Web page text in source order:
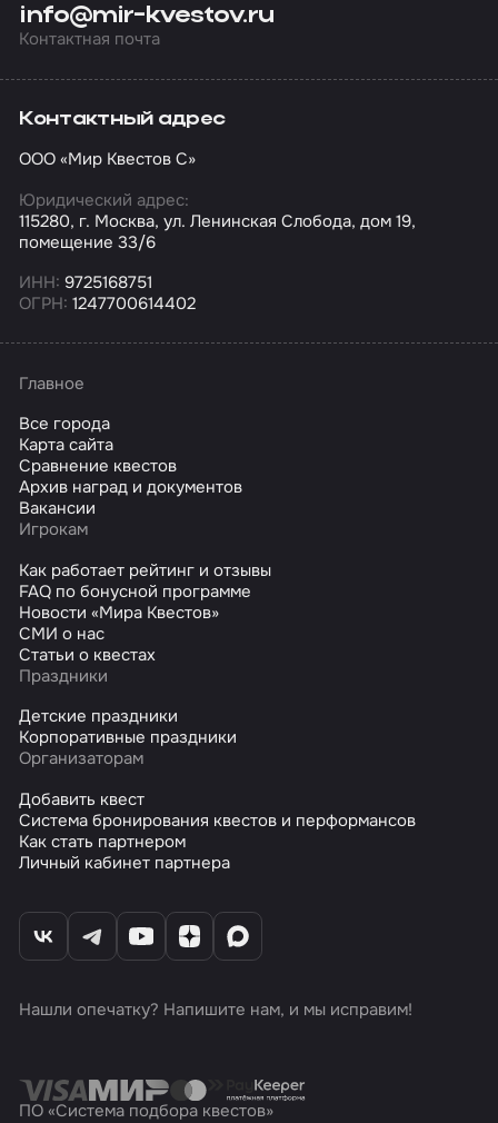
info@mir-kvestov.ru
Контактная почта
Контактный адрес
ООО «Мир Квестов С»
Юридический адрес:
115280, г. Москва, ул. Ленинская Слобода, дом 19,
помещение 33/6
ИНН: 9725168751
ОГРН: 1247700614402
Главное
Все города
Карта сайта
Сравнение квестов
Архив наград и документов
Вакансии
Игрокам
Как работает рейтинг и отзывы
FAQ по бонусной программе
Новости «Мира Квестов»
СМИ о нас
Статьи о квестах
Праздники
Детские праздники
Корпоративные праздники
Организаторам
Добавить квест
Система бронирования квестов и перформансов
Как стать партнером
Личный кабинет партнера
Нашли опечатку? Напишите нам, и мы исправим!
ПО «Система подбора квестов»